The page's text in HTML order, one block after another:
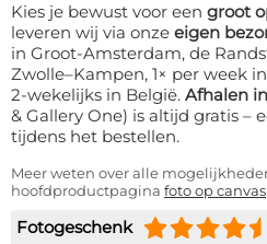
Kies je bewust voor een groot
leveren wij via onze eigen
in Groot-Amsterdam, de
Zwolle–Kampen, 1× per week
2-wekelijks in België. Afhalen
& Gallery One) is altijd gratis –
tijdens het bestellen.
Meer weten over alle
hoofdproductpagina foto op canvas.
Fotogeschenk